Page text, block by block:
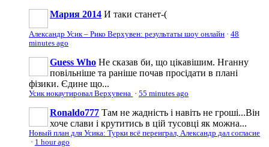
Мария 2014 И таки станет-(
Александр Усик – Рико Верхувен: результаты шоу онлайн · 48
minutes ago
Guess Who Не сказав би, що цікавішим. Нганну
повільніше та раніше почав просідати в плані
фізики. Єдине що...
Усик нокаутировал Верхувена · 55 minutes ago
Ronaldo777 Там не жадність і навіть не гроші...Він
хоче слави і крутитись в цій тусовці як можна...
Новый план для Усика: Турки всё переиграл, Александр дал согласие
· 1 hour ago